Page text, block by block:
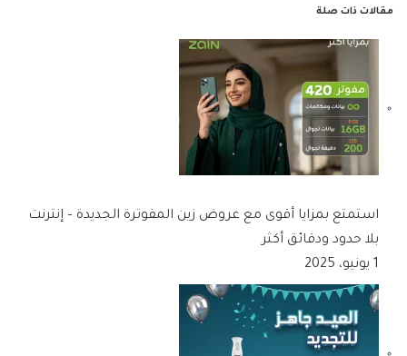
مقالات ذات صلة
استمتع بمزايا أقوى مع عروض زين المفوترة الجديدة – إنترنت
بلا حدود ودقائق أكثر
1 يونيو، 2025